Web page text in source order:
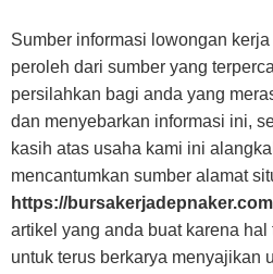
Sumber informasi lowongan
peroleh dari sumber yang
persilahkan bagi anda yang
dan menyebarkan informasi ini,
kasih atas usaha kami ini
mencantumkan sumber alamat
https://bursakerjadepnaker.com
artikel yang anda buat karena
untuk terus berkarya menyajikan